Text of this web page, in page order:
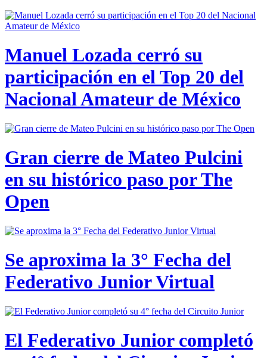
Manuel Lozada cerró su
participación en el Top 20 del
Nacional Amateur de México
Gran cierre de Mateo Pulcini
en su histórico paso por The
Open
Se aproxima la 3° Fecha del
Federativo Junior Virtual
El Federativo Junior completó